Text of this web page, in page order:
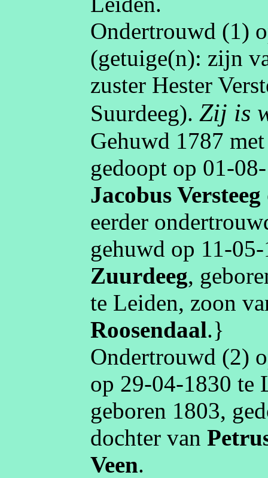
Ondertrouwd (1)
(getuige(n): zijn
zuster Hester
Suurdeeg).Zij is
Gehuwd 1787
gedoopt op
Jacobus Versteeg
eerder
gehuwd op
Zuurdeeg,
te Leiden, zoon
Roosendaal.}
Ondertrouwd (2)
op 29‑04‑1830 te
geboren 1803,
dochter van
Veen.